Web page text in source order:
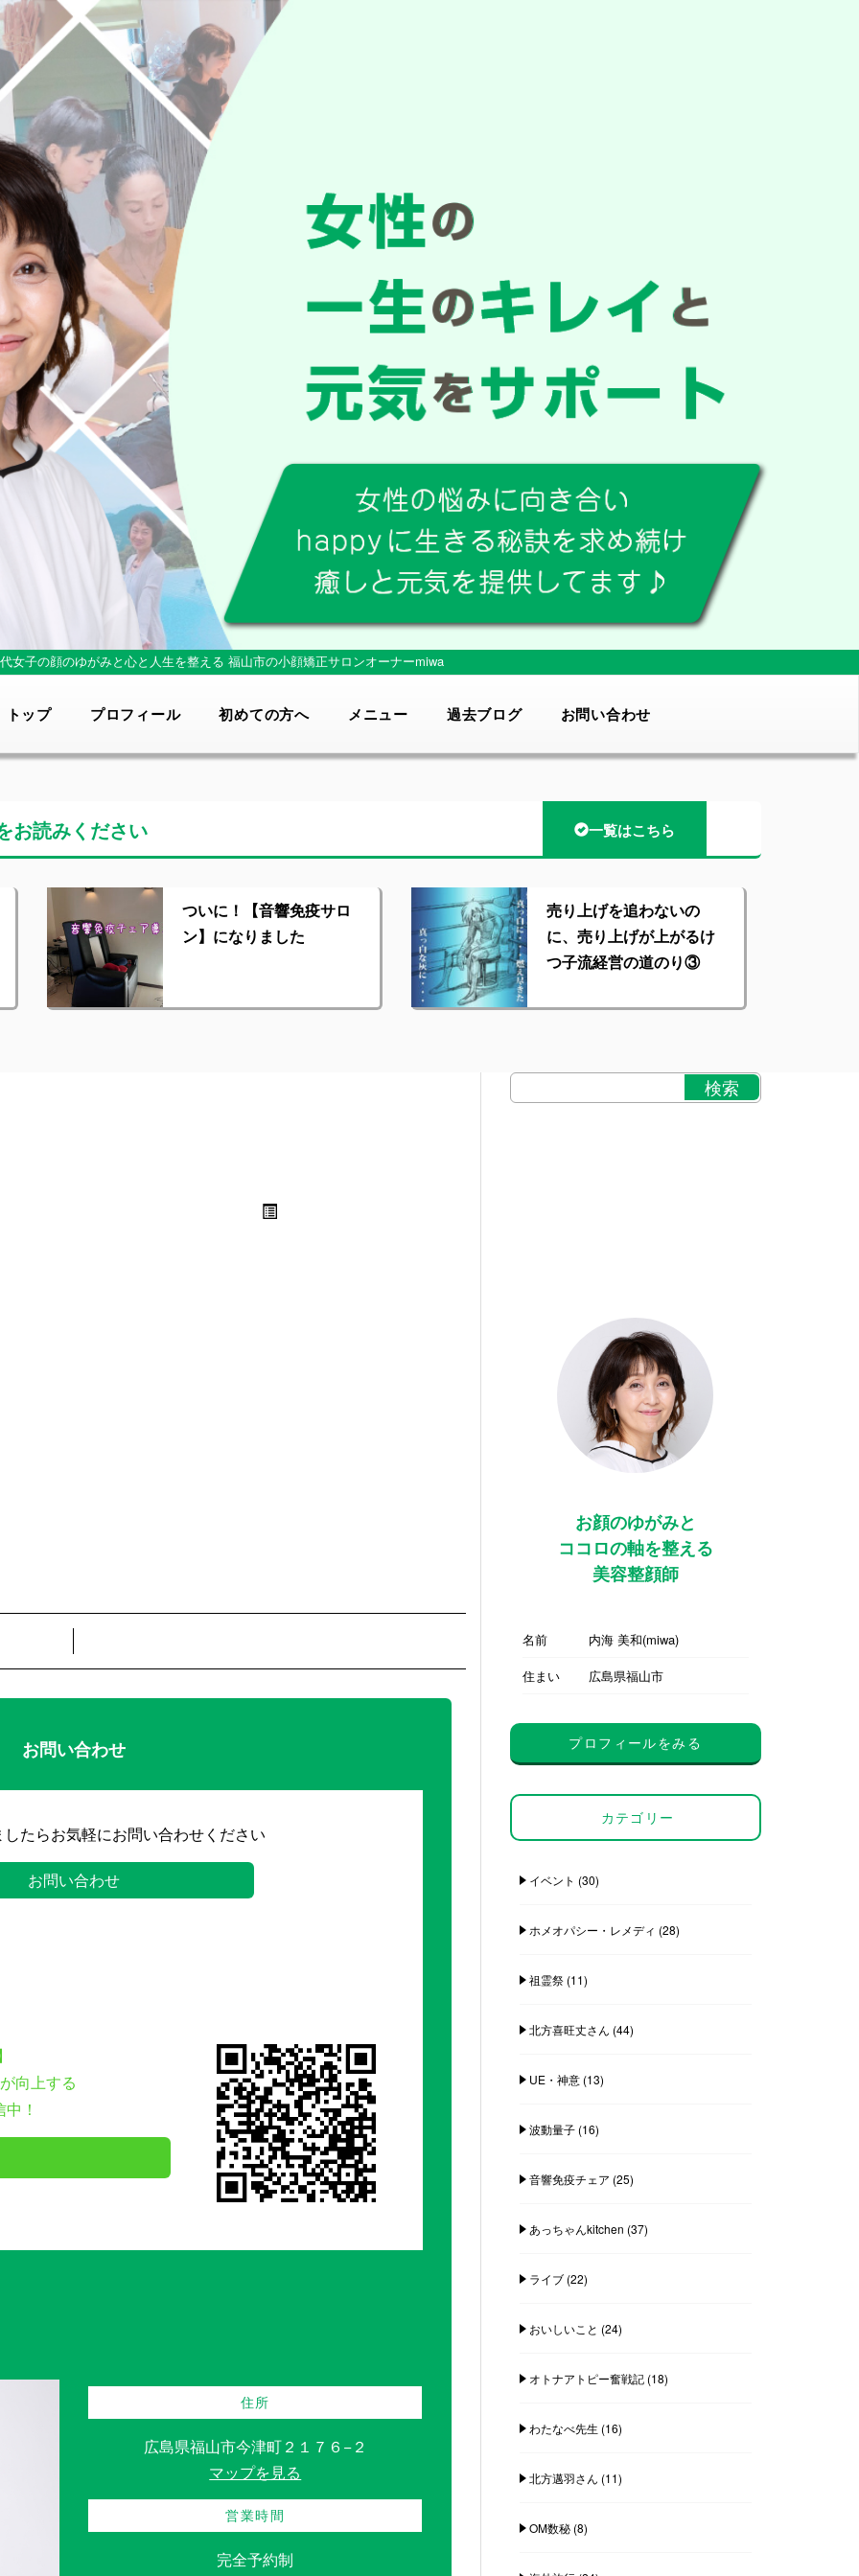
女子の顔のゆがみと心と人生を整える 福山市の小顔矯正サロンオーナーmiwa
トップ プロフィール 初めての方へ メニュー 過去ブログ お問い合わせ
お読みください 一覧はこちら
ついに！【音響免疫サロ
ン】になりました
売り上げを追わないの
に、売り上げが上がるけ
つ子流経営の道のり③
お問い合わせ
たらお気軽にお問い合わせください
お問い合わせ
向上する
！
住所
広島県福山市今津町２１７６−２
マップを見る
営業時間
完全予約制
お顔のゆがみと
ココロの軸を整える
美容整顔師
名前
内海 美和(miwa)
住まい
広島県福山市
プロフィールをみる
カテゴリー
イベント (30)
ホメオパシー・レメディ (28)
祖霊祭(11)
北方喜旺丈さん (44)
UE・神意(13)
波動量子(16)
音響免疫チェア (25)
あっちゃんkitchen (37)
ライブ(22)
おいしいこと (24)
オトナアトピー奮戦記(18)
わたなべ先生 (16)
北方邁羽さん (11)
OM数秘(8)